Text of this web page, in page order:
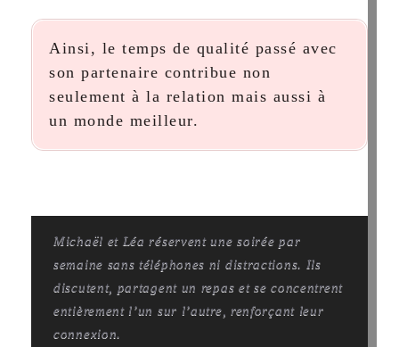
Ainsi, le temps de qualité passé avec
son partenaire contribue non
seulement à la relation mais aussi à
un monde meilleur.
Michaël et Léa réservent une soirée par
semaine sans téléphones ni distractions. Ils
discutent, partagent un repas et se concentrent
entièrement l’un sur l’autre, renforçant leur
connexion.